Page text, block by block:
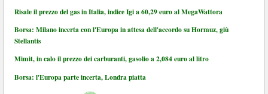
Risale il prezzo del gas in Italia, indice Igi a 60,29 euro al MegaWattora
Borsa: Milano incerta con l'Europa in attesa dell'accordo su Hormuz, giù
Stellantis
Mimit, in calo il prezzo dei carburanti, gasolio a 2,084 euro al litro
Borsa: l'Europa parte incerta, Londra piatta